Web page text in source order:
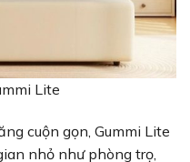
Lite
cuộn gọn, Gummi Lite
nhỏ như phòng trọ,